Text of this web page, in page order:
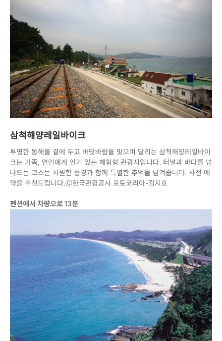
삼척해양레일바이크
투명한 동해를 곁에 두고 바닷바람을 맞으며 달리는 삼척해양레일바이
크는 가족, 연인에게 인기 있는 체험형 관광지입니다. 터널과 바다를 넘
나드는 코스는 시원한 풍경과 함께 특별한 추억을 남겨줍니다. 사전 예
약을 추천드립니다.ⓒ한국관광공사 포토코리아-김지호
펜션에서 차량으로 13분